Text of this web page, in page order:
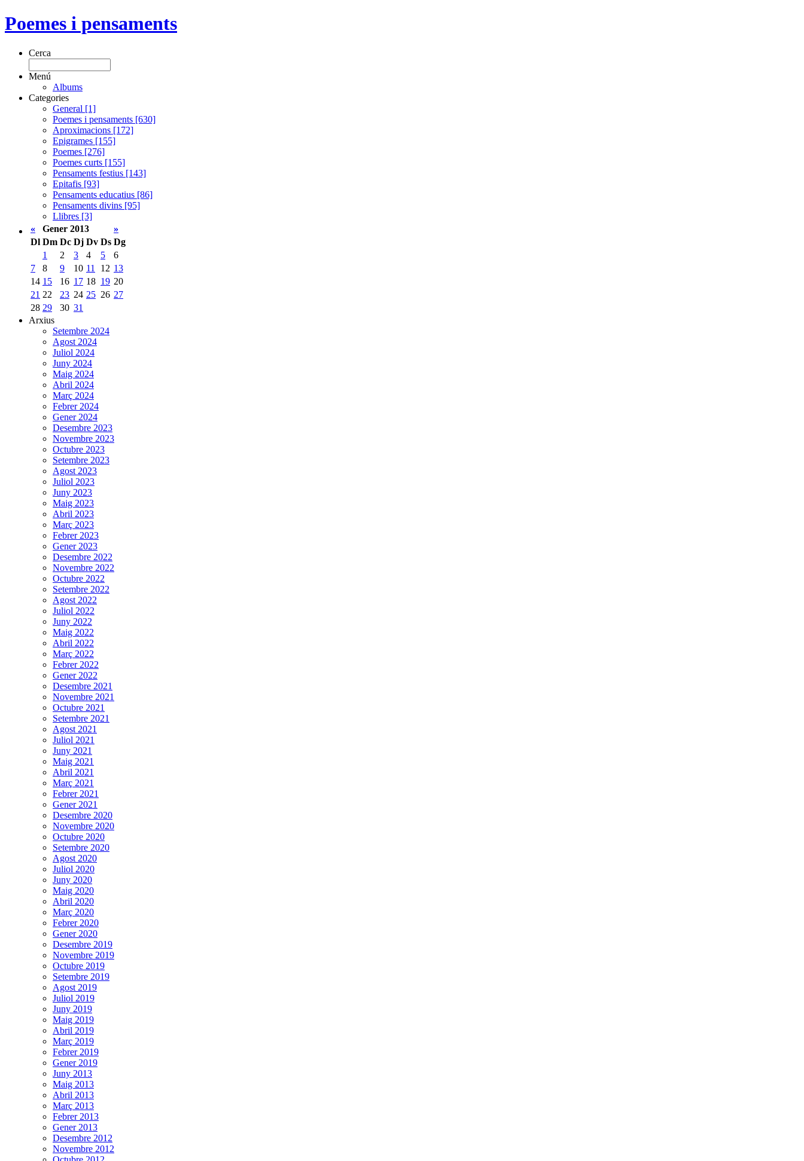
Poemes i pensaments
Cerca
Menú
Albums
Categories
General [1]
Poemes i pensaments [630]
Aproximacions [172]
Epigrames [155]
Poemes [276]
Poemes curts [155]
Pensaments festius [143]
Epitafis [93]
Pensaments educatius [86]
Pensaments divins [95]
Llibres [3]
«
Gener 2013
»
Dl Dm Dc Dj Dv Ds Dg
1
2 3 4 5
6
7
8 9 10 11 12 13
14 15 16 17 18 19 20
21 22 23 24 25 26 27
28 29 30 31
Arxius
Setembre 2024
Agost 2024
Juliol 2024
Juny 2024
Maig 2024
Abril 2024
Març 2024
Febrer 2024
Gener 2024
Desembre 2023
Novembre 2023
Octubre 2023
Setembre 2023
Agost 2023
Juliol 2023
Juny 2023
Maig 2023
Abril 2023
Març 2023
Febrer 2023
Gener 2023
Desembre 2022
Novembre 2022
Octubre 2022
Setembre 2022
Agost 2022
Juliol 2022
Juny 2022
Maig 2022
Abril 2022
Març 2022
Febrer 2022
Gener 2022
Desembre 2021
Novembre 2021
Octubre 2021
Setembre 2021
Agost 2021
Juliol 2021
Juny 2021
Maig 2021
Abril 2021
Març 2021
Febrer 2021
Gener 2021
Desembre 2020
Novembre 2020
Octubre 2020
Setembre 2020
Agost 2020
Juliol 2020
Juny 2020
Maig 2020
Abril 2020
Març 2020
Febrer 2020
Gener 2020
Desembre 2019
Novembre 2019
Octubre 2019
Setembre 2019
Agost 2019
Juliol 2019
Juny 2019
Maig 2019
Abril 2019
Març 2019
Febrer 2019
Gener 2019
Juny 2013
Maig 2013
Abril 2013
Març 2013
Febrer 2013
Gener 2013
Desembre 2012
Novembre 2012